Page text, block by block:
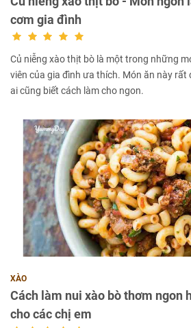
cơm gia đình
Củ niễng xào thịt bò là một trong những
viên của gia đình ưa thích. Món ăn này rất
ai cũng biết cách làm cho ngon.
XÀO
Cách làm nui xào bò thơm ngon
cho các chị em